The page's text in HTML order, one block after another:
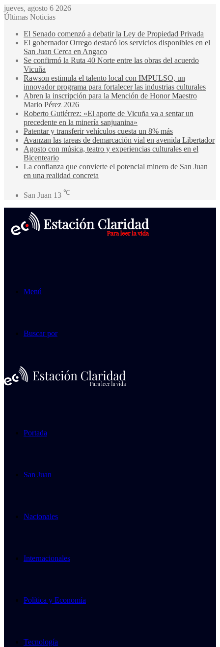
jueves, agosto 6 2026
Últimas Noticias
El Senado comenzó a debatir la Ley de Propiedad Privada
El gobernador Orrego destacó los servicios disponibles en el
San Juan Cerca en Angaco
Se confirmó la Ruta 40 Norte entre las obras del acuerdo
Vicuña
Rawson estimula el talento local con IMPULSO, un
innovador programa para fortalecer las industrias culturales
Abren la inscripción para la Mención de Honor Maestro
Mario Pérez 2026
Roberto Gutiérrez: «El aporte de Vicuña va a sentar un
precedente en la minería sanjuanina»
Patentar y transferir vehículos cuesta un 8% más
Avanzan las tareas de demarcación vial en avenida Libertador
Agosto con música, teatro y experiencias culturales en el
Bicenteario
La confianza que convierte el potencial minero de San Juan
en una realidad concreta
San Juan 13 ℃
Menú
Buscar por
Portada
San Juan
Nacionales
Internacionales
Política y Economía
Tecnología